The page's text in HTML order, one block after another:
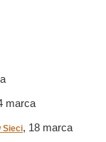
marca
Sieci, 18 marca